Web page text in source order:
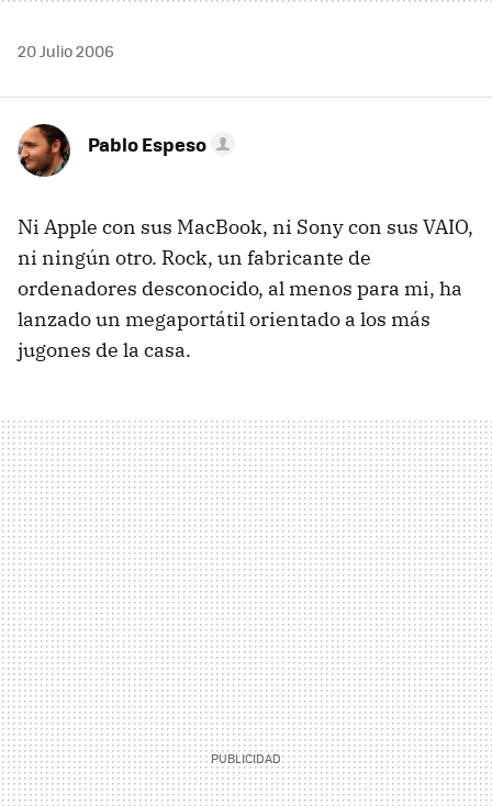
20 Julio 2006
Pablo Espeso
Ni Apple con sus MacBook, ni Sony con sus VAIO,
ni ningún otro. Rock, un fabricante de
ordenadores desconocido, al menos para mi, ha
lanzado un megaportátil orientado a los más
jugones de la casa.